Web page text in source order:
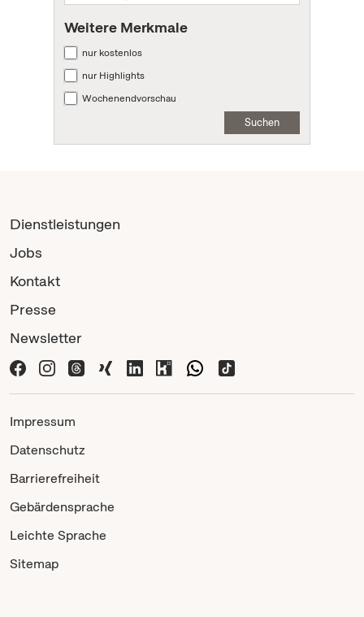
Weitere Merkmale
nur kostenlos
nur Highlights
Wochenendvorschau
Suchen
Dienstleistungen
Jobs
Kontakt
Presse
Newsletter
Impressum
Datenschutz
Barrierefreiheit
Gebärdensprache
Leichte Sprache
Sitemap